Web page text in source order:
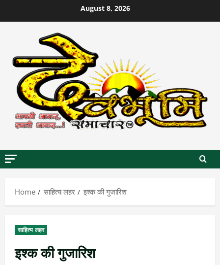
to
August 8, 2026
Home साहित्य लहर इश्क की गुजारिश
साहित्य लहर
इश्क की गुजारिश